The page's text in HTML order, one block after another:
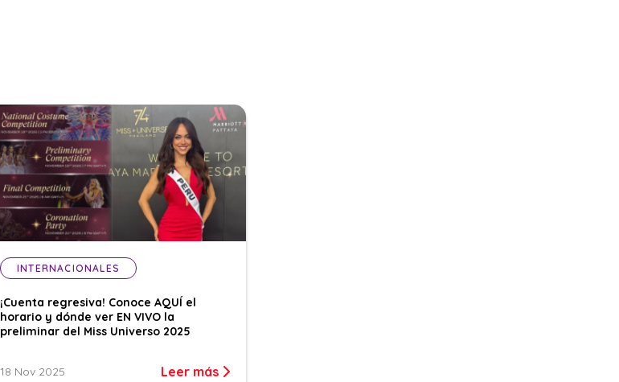
INTERNACIONALES
¡Cuenta regresiva! Conoce AQUÍ el
horario y dónde ver EN VIVO la
preliminar del Miss Universo 2025
18 Nov 2025 Leer más